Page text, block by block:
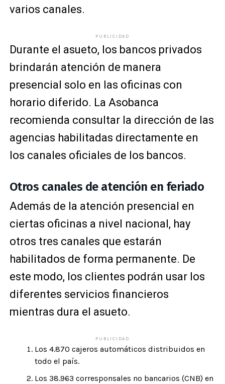
varios canales.
PUBLICIDAD
Durante el asueto, los bancos privados
brindarán atención de manera
presencial solo en las oficinas con
horario diferido. La Asobanca
recomienda consultar la dirección de las
agencias habilitadas directamente en
los canales oficiales de los bancos.
Otros canales de atención en feriado
Además de la atención presencial en
ciertas oficinas a nivel nacional, hay
otros tres canales que estarán
habilitados de forma permanente. De
este modo, los clientes podrán usar los
diferentes servicios financieros
mientras dura el asueto.
PUBLICIDAD
Los 4.870 cajeros automáticos distribuidos en
todo el país.
Los 38.963 corresponsales no bancarios (CNB) en